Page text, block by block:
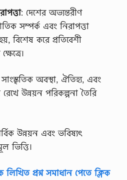
খ
: দেশের অভ্যন্তরীণ
সম্পর্ক এবং নিরাপত্তা
বিশেষ করে প্রতিবেশী
অবস্থা, ঐতিহ্য, এবং
রেখে উন্নয়ন পরিকল্পনা তৈরি
উন্নয়ন এবং ভবিষ্যৎ
ভিত্তি।
প্রশ্ন সমাধান পেতে ক্লিক